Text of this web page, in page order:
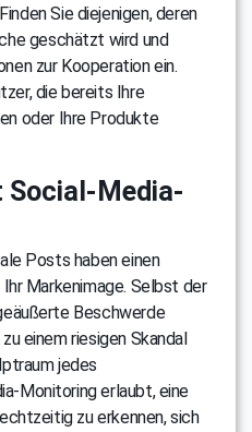
Sie diejenigen, deren
geschätzt wird und
zur Kooperation ein.
die bereits Ihre
oder Ihre Produkte
Media-
Posts haben einen
Markenimage. Selbst der
Beschwerde
einem riesigen Skandal
jedes
Monitoring erlaubt, eine
zu erkennen, sich